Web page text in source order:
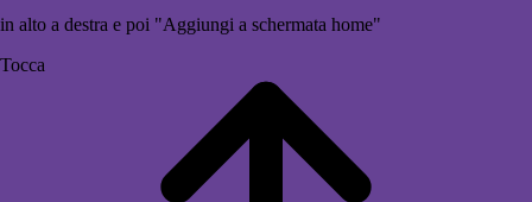
in alto a destra e poi "Aggiungi a schermata home"
Tocca